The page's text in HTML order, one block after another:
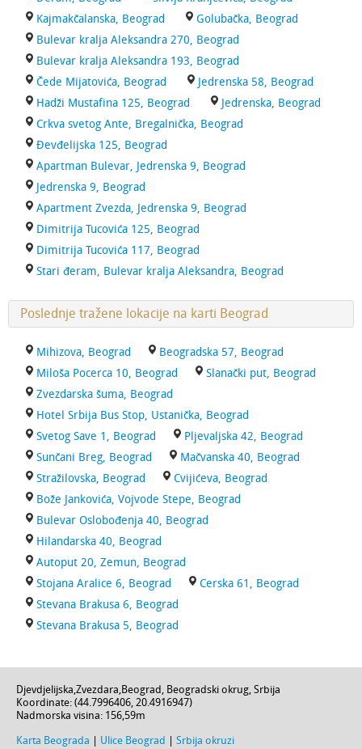
Kajmakčalanska, Beograd
Golubačka, Beograd
Bulevar kralja Aleksandra 270, Beograd
Bulevar kralja Aleksandra 193, Beograd
Čede Mijatovića, Beograd
Jedrenska 58, Beograd
Hadži Mustafina 125, Beograd
Jedrenska, Beograd
Crkva svetog Ante, Bregalnička, Beograd
Đevđelijska 125, Beograd
Apartman Bulevar, Jedrenska 9, Beograd
Jedrenska 9, Beograd
Apartment Zvezda, Jedrenska 9, Beograd
Dimitrija Tucovića 125, Beograd
Dimitrija Tucovića 117, Beograd
Stari đeram, Bulevar kralja Aleksandra, Beograd
Poslednje tražene lokacije na karti Beograd
Mihizova, Beograd
Beogradska 57, Beograd
Miloša Pocerca 10, Beograd
Slanački put, Beograd
Zvezdarska šuma, Beograd
Hotel Srbija Bus Stop, Ustanička, Beograd
Svetog Save 1, Beograd
Pljevaljska 42, Beograd
Sunčani Breg, Beograd
Mačvanska 40, Beograd
Stražilovska, Beograd
Cvijićeva, Beograd
Bože Jankovića, Vojvode Stepe, Beograd
Bulevar Oslobođenja 40, Beograd
Hilandarska 40, Beograd
Autoput 20, Zemun, Beograd
Stojana Aralice 6, Beograd
Cerska 61, Beograd
Stevana Brakusa 6, Beograd
Stevana Brakusa 5, Beograd
Djevdjelijska,Zvezdara,Beograd, Beogradski okrug, Srbija
Koordinate: (44.7996406, 20.4916947)
Nadmorska visina: 156,59m
Karta Beograda Ulice Beograd Srbija okruzi